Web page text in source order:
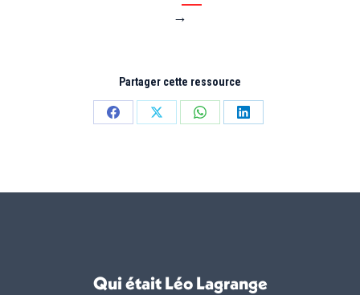
→
Partager cette ressource
PartagerPartagerPartagerPartager
Qui était Léo Lagrange